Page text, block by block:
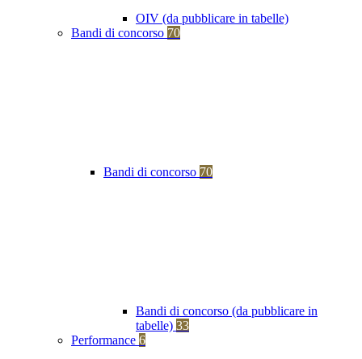
OIV (da pubblicare in tabelle)
Bandi di concorso 70
Bandi di concorso 70
Bandi di concorso (da pubblicare in
tabelle) 33
Performance 6